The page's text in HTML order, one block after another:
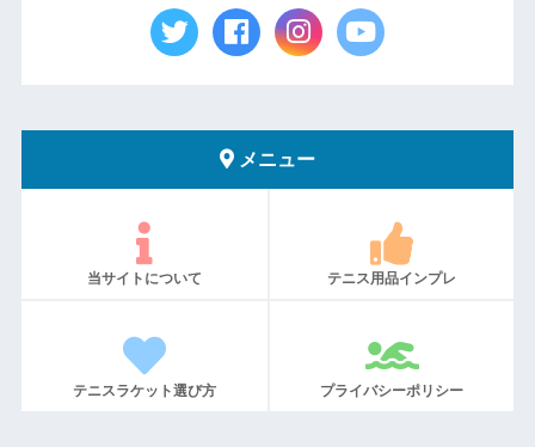
メニュー
当サイトについて テニス用品インプレ
テニスラケット選び方 プライバシーポリシー